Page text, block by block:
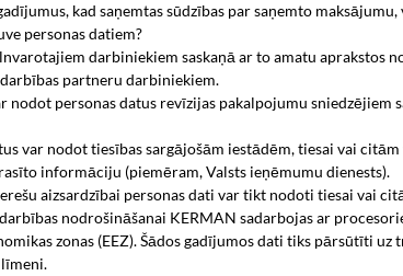
kad saņemtas sūdzības par saņemto
personas datiem?
darbiniekiem saskaņā ar to amatu aprakstos
partneru darbiniekiem.
nodot personas datus revīzijas pakalpojumu
var nodot tiesības sargājošām iestādēm, tiesai vai
informāciju (piemēram, Valsts ieņēmumu dienests).
aizsardzībai personas dati var tikt nodoti tiesai vai
nodrošināšanai KERMAN sadarbojas ar
zonas (EEZ). Šādos gadījumos dati tiks pārsūtīti
līmeni.